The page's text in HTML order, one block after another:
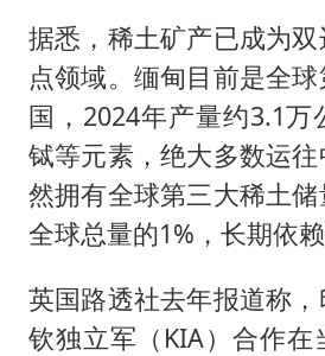
据悉，稀土矿产已成为
点领域。缅甸目前是全
国，2024年产量约3.1万
铽等元素，绝大多数运
然拥有全球第三大稀土
全球总量的1%，长期依赖
英国路透社去年报道称
钦独立军（KIA）合作在